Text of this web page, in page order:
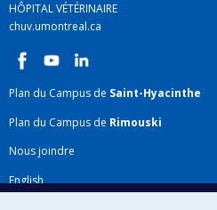
HÔPITAL VÉTÉRINAIRE
chuv.umontreal.ca
Plan du Campus de Saint-Hyacinthe
Plan du Campus de Rimouski
Nous joindre
English